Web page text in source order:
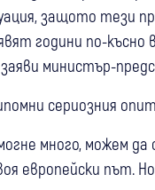
защото тези
години по-късно
заяви министър-
сериозния
много, можем
европейски път.